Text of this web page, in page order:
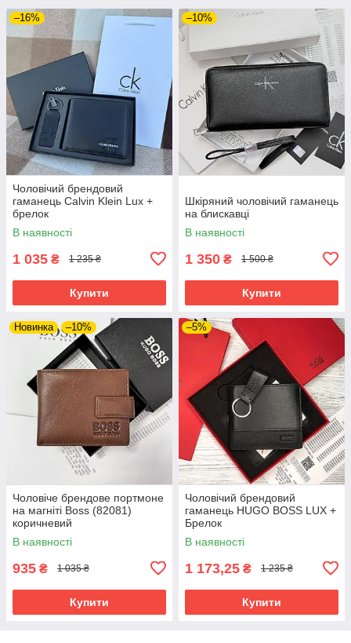
–16%
Чоловічий брендовий
гаманець Calvin Klein Lux +
брелок
В наявності
1 035 ₴ 1 235 ₴
Купити
–10%
Шкіряний чоловічий гаманець
на блискавці
В наявності
1 350 ₴ 1 500 ₴
Купити
Новинка –10%
Чоловіче брендове портмоне
на магніті Boss (82081)
коричневий
В наявності
935 ₴ 1 035 ₴
Купити
–5%
Чоловічий брендовий
гаманець HUGO BOSS LUX +
Брелок
В наявності
1 173,25 ₴ 1 235 ₴
Купити